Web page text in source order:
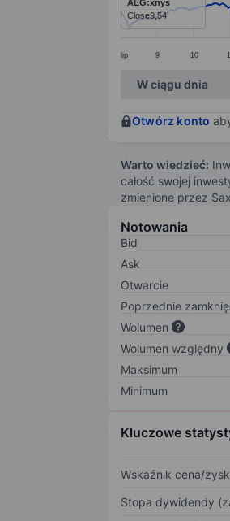
lip 9 10
AEG:xnys
Close9,54
End of interactive
W ciągu dnia
Otwórz konto
Warto wiedzieć:
całość swojej
zmienione przez
Notowania
Bid
Ask
Otwarcie
Poprzednie
Wolumen
Wolumen względny
Maksimum
Minimum
Kluczowe
Wskaźnik cena/
Stopa dywidendy